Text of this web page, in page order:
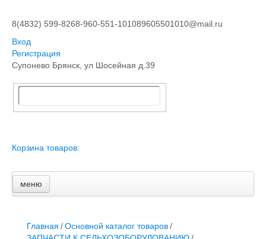
8(4832) 599-8268-960-551-101089605501010@mail.ru
Вход
Регистрация
Супонево Брянск, ул Шосейная д.39
Корзина товаров:
меню
Главная
ЗАПЧАСТИ К АВТОТРАКТОРНОЙ ТЕХНИКЕ
СТАРТЕРЫ, ГЕНЕРАТОРЫ
Главная /Основной каталог товаров/